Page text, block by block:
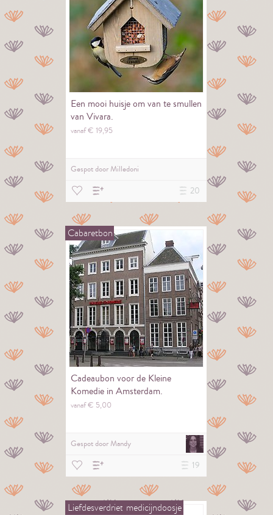
Een mooi huisje om van te smullen
van Vivara.
vanaf € 19,95
Gespot doorMilledoni
20
Cabaretbon
Cadeaubon voor de Kleine
Komedie in Amsterdam.
vanaf € 5,00
Gespot doorMandy
19
Liefdesverdriet medicijndoosje